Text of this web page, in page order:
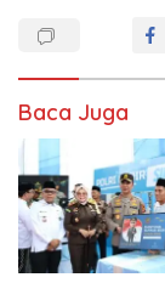
Baca Juga